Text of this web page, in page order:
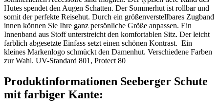
Hutes spendet den Augen Schatten. Der Sommerhut ist rollbar und
somit der perfekte Reisehut. Durch ein größenverstellbares Zugband
innen können Sie Ihre ganz persönliche Größe anpassen. Ein
Innenband aus Stoff unterstreicht den komfortablen Sitz. Der leicht
farblich abgesetzte Einfass setzt einen schönen Kontrast. Ein
kleines Markenlogo schmückt den Damenhut. Verschiedene Farben
zur Wahl. UV-Standard 801, Protect 80
Produktinformationen Seeberger Schute
mit farbiger Kante: